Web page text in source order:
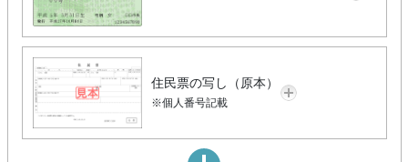
住民票の写し（原本）
※個人番号記載